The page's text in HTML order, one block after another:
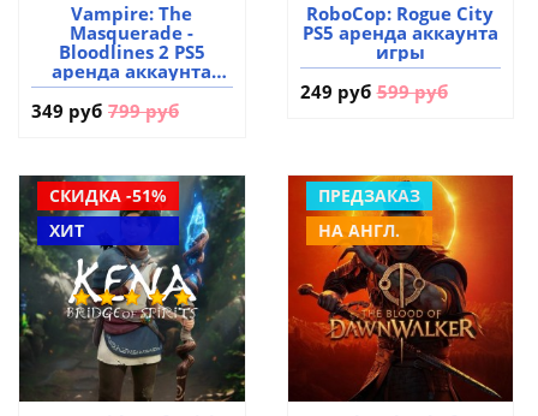
Vampire: The
Masquerade -
Bloodlines 2 PS5
аренда аккаунта
игры
349 руб 799 руб
RoboCop: Rogue City
PS5 аренда аккаунта
игры
249 руб 599 руб
СКИДКА -51%
ХИТ
ПРЕДЗАКАЗ
НА АНГЛ.